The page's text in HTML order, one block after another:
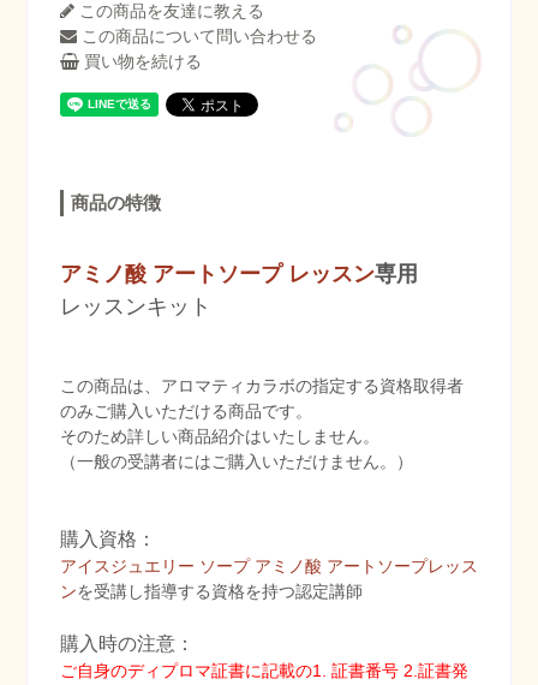
この商品を友達に教える
この商品について問い合わせる
買い物を続ける
商品の特徴
アミノ酸 アートソープ レッスン専用
レッスンキット
この商品は、アロマティカラボの指定する資格取得者
のみご購入いただける商品です。
そのため詳しい商品紹介はいたしません。
（一般の受講者にはご購入いただけません。）
購入資格：
アイスジュエリー ソープ アミノ酸 アートソープレッス
ンを受講し指導する資格を持つ認定講師
購入時の注意：
ご自身のディプロマ証書に記載の1. 証書番号 2.証書発